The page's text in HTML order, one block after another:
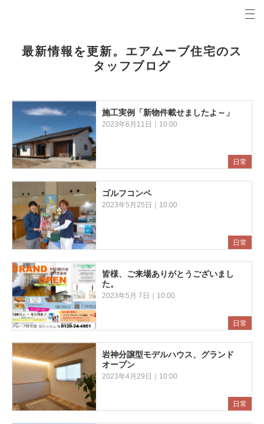
最新情報を更新。エアムーブ住宅のス
タッフブログ
日常
施工実例「新物件載せましたよ～」
2023年6月11日｜10:00
日常
ゴルフコンペ
2023年5月25日｜10:00
日常
皆様、ご来場ありがとうございまし
た。
2023年5月 7日｜10:00
日常
岩神分譲型モデルハウス、グランド
オープン
2023年4月29日｜10:00